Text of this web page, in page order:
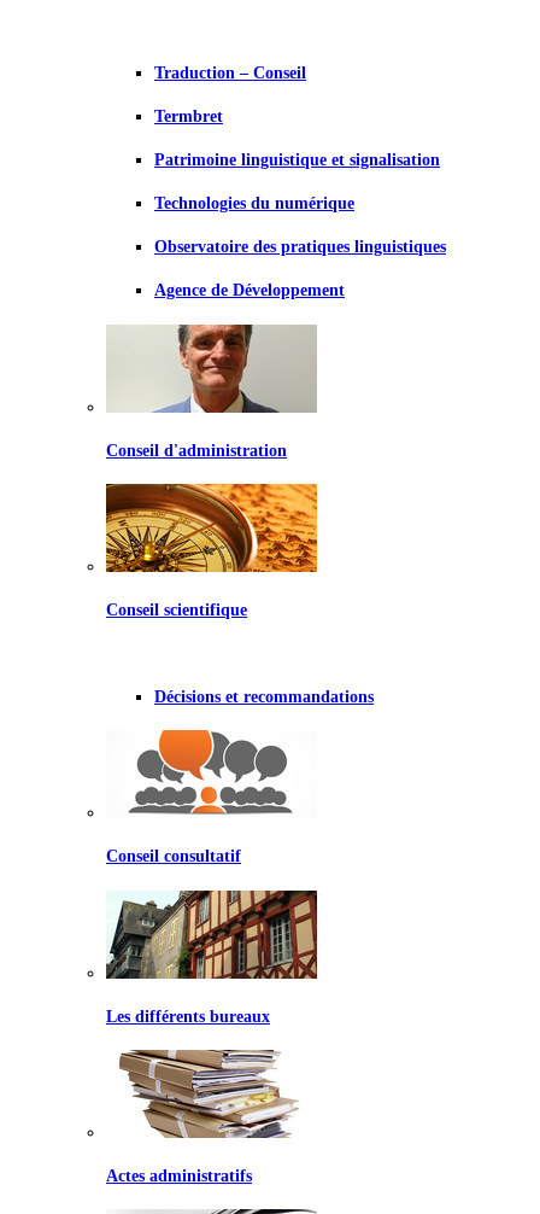
Traduction – Conseil
Termbret
Patrimoine linguistique et signalisation
Technologies du numérique
Observatoire des pratiques linguistiques
Agence de Développement
Conseil d'administration
Conseil scientifique
Décisions et recommandations
Conseil consultatif
Les différents bureaux
Actes administratifs